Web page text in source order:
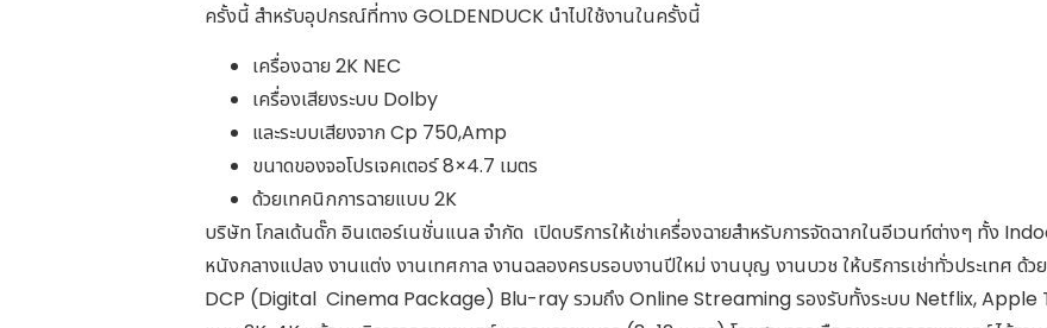
ครั้งนี้ สำหรับอุปกรณ์ที่ทาง GOLDENDUCK นำไปใช้งานในครั้งนี้
เครื่องฉาย 2K NEC
เครื่องเสียงระบบ Dolby
และระบบเสียงจาก Cp 750,Amp
ขนาดของจอโปรเจคเตอร์ 8×4.7 เมตร
ด้วยเทคนิกการฉายแบบ 2K
บริษัท โกลเด้นดั๊ก อินเตอร์เนชั่นแนล จำกัด เปิดบริการให้เช่าเครื่องฉายสำหรับการจัดฉากในอีเวนท์ต่างๆ ทั้ง
หนังกลางแปลง งานแต่ง งานเทศกาล งานฉลองครบรอบงานปีใหม่ งานบุญ งานบวช ให้บริการเช่าทั่วประเทศ ด้
DCP (Digital Cinema Package) Blu-ray รวมถึง Online Streaming รองรับทั้งระบบ Netflix, Apple